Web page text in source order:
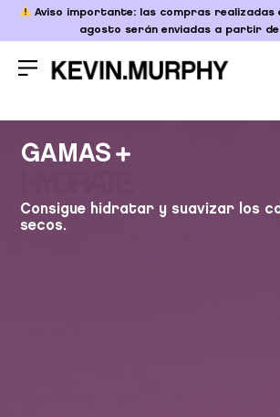
Aviso importante: las compras realizadas
agosto serán enviadas a partir del
GAMAS
Consigue hidratar y suavizar los
secos.